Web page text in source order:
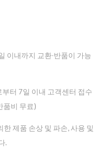
이내까지 교환∙반품이 가능
터 7일 이내 고객센터 접수
품비 무료)
제품 손상 및 파손, 사용 및
.